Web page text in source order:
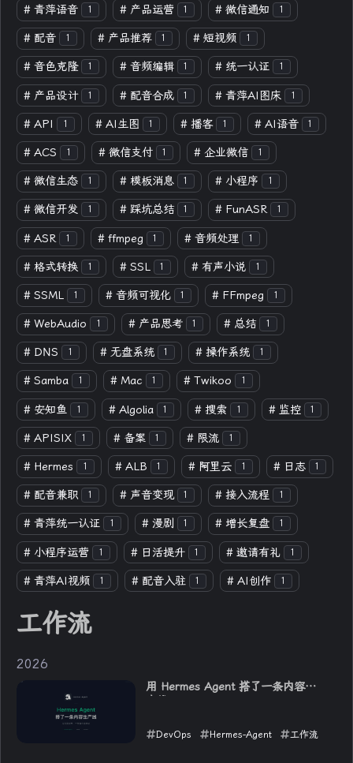
# 青萍语音 1 # 产品运营 1 # 微信通知 1
# 配音 1 # 产品推荐 1 # 短视频 1
# 音色克隆 1 # 音频编辑 1 # 统一认证 1
# 产品设计 1 # 配音合成 1 # 青萍AI图床 1
# API 1 # AI生图 1 # 播客 1 # AI语音 1
# ACS 1 # 微信支付 1 # 企业微信 1
# 微信生态 1 # 模板消息 1 # 小程序 1
# 微信开发 1 # 踩坑总结 1 # FunASR 1
# ASR 1 # ffmpeg 1 # 音频处理 1
# 格式转换 1 # SSL 1 # 有声小说 1
# SSML 1 # 音频可视化 1 # FFmpeg 1
# WebAudio 1 # 产品思考 1 # 总结 1
# DNS 1 # 无盘系统 1 # 操作系统 1
# Samba 1 # Mac 1 # Twikoo 1
# 安知鱼 1 # Algolia 1 # 搜索 1 # 监控 1
# APISIX 1 # 备案 1 # 限流 1
# Hermes 1 # ALB 1 # 阿里云 1 # 日志 1
# 配音兼职 1 # 声音变现 1 # 接入流程 1
# 青萍统一认证 1 # 漫剧 1 # 增长复盘 1
# 小程序运营 1 # 日活提升 1 # 邀请有礼 1
# 青萍AI视频 1 # 配音入驻 1 # AI创作 1
工作流
2026
用 Hermes Agent 搭了一条内容生
DevOps Hermes-Agent 工作流